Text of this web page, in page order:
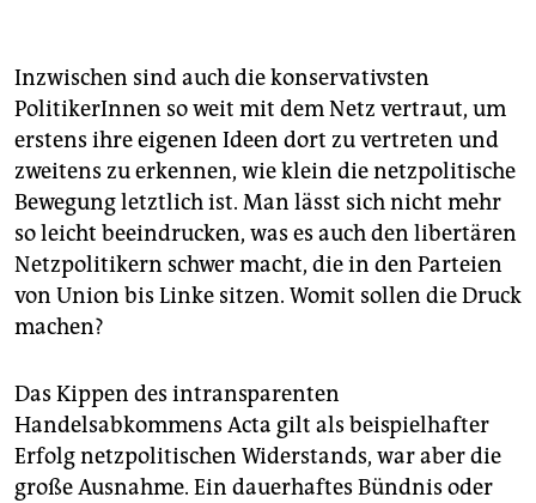
Inzwischen sind auch die konservativsten
PolitikerInnen so weit mit dem Netz vertraut, um
erstens ihre eigenen Ideen dort zu vertreten und
zweitens zu erkennen, wie klein die netzpolitische
Bewegung letztlich ist. Man lässt sich nicht mehr
so leicht beeindrucken, was es auch den libertären
Netzpolitikern schwer macht, die in den Parteien
von Union bis Linke sitzen. Womit sollen die Druck
machen?
Das Kippen des intransparenten
Handelsabkommens Acta gilt als beispielhafter
Erfolg netzpolitischen Widerstands, war aber die
große Ausnahme. Ein dauerhaftes Bündnis oder